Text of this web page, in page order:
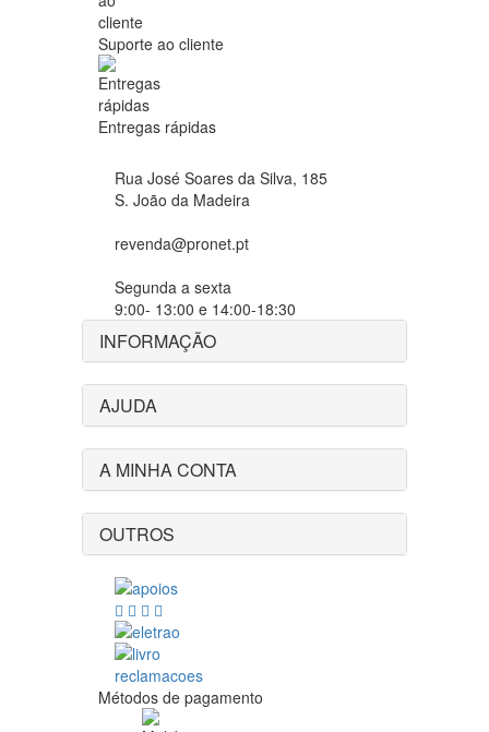
Suporte ao cliente
Entregas rápidas
Rua José Soares da Silva, 185
S. João da Madeira
revenda@pronet.pt
Segunda a sexta
9:00- 13:00 e 14:00-18:30
INFORMAÇÃO
AJUDA
A MINHA CONTA
OUTROS
Métodos de pagamento